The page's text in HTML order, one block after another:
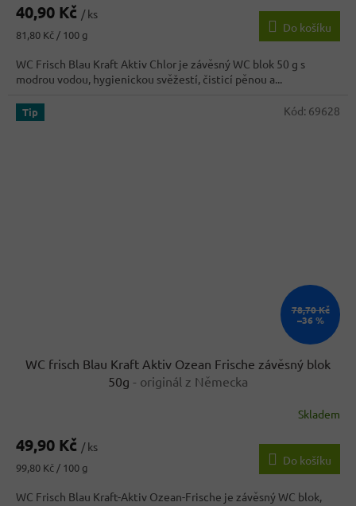
produktu
5,0
z
5
hvězdiček.
40,90 Kč / ks
Měrná
81,80 Kč / 100 g
Do košíku
WC Frisch Blau Kraft Aktiv Chlor je závěsný WC blok 50 g s
modrou vodou, hygienickou svěžestí, čisticí pěnou a...
Tip
78,70 Kč
–36 %
WC frisch Blau Kraft Aktiv Ozean Frische závěsný blok
50g - originál z Německa
produktu
5,0
z
Skladem
49,90 Kč / ks
Měrná
99,80 Kč / 100 g
Do košíku
WC Frisch Blau Kraft-Aktiv Ozean-Frische je závěsný WC blok,
Kód: 69628